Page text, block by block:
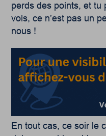
perds des points, et tu
vois, ce n’est pas un
nous !
En tout cas, ce soir le